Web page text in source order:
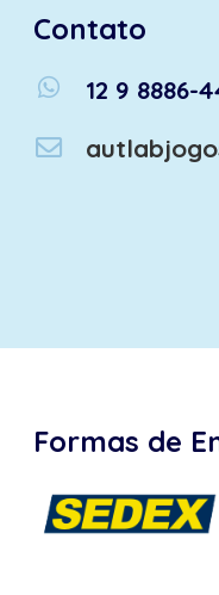
Contato
whatsapp
12 9 8886-
Formas de